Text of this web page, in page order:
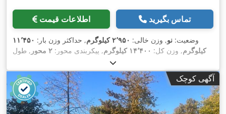
اطلاعات قیمت تماس بگیرید
وضعیت: نو, وزن خالی: ۲٬۹۵۰ کیلوگرم , حداکثر وزن بار: ۱۱٬۴۵۰
کیلوگرم, وزن کل: ۱۴٬۴۰۰ کیلوگرم , پیکربندی محور: ۲ محور
, طول
میلی‌متر, سیستم تعلیق:هوا, سایز تایر: 205/65R17,5 , رنگ:دیگر,
نوع چرخ‌دنده:
, اندازه لاستیک جلو: 205/65R17,5, سایز تایر
عقب:205/65R17,5 , کابین راننده: , کلاس انتشار:هیچ
, سوخت:
زیست‌دیزل, تجهیزات: اِی‌بی‌اِس‎, ترمز بادی تحت فشار
آگهی کوچک